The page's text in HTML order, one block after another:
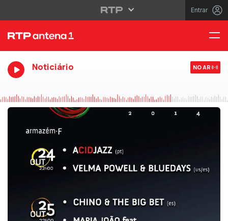
Entrar
Noticiário NO AR